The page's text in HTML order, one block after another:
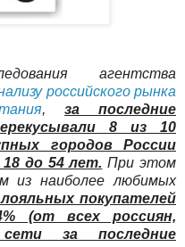
агентства
российского рынка
, за последние
8 из 10
городов России
до 54 лет. При этом
из наиболее любимых
покупателей
(от всех россиян,
за последние